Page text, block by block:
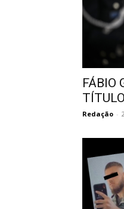
FÁBIO
Redação -